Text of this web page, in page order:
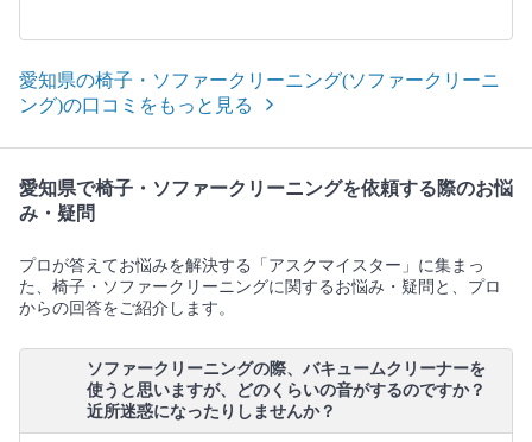
愛知県の椅子・ソファークリーニング(ソファークリーニ
ング)の口コミをもっと見る
愛知県で椅子・ソファークリーニングを依頼する際のお悩
み・疑問
プロが答えてお悩みを解決する「アスクマイスター」に集まっ
た、椅子・ソファークリーニングに関するお悩み・疑問と、プロ
からの回答をご紹介します。
ソファークリーニングの際、バキュームクリーナーを
使うと思いますが、どのくらいの音がするのですか？
近所迷惑になったりしませんか？